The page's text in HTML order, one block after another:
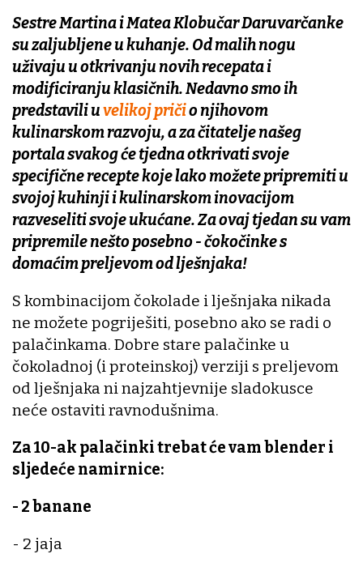
Sestre Martina i Matea Klobučar Daruvarčanke
su zaljubljene u kuhanje. Od malih nogu
uživaju u otkrivanju novih recepata i
modificiranju klasičnih. Nedavno smo ih
predstavili uvelikoj pričio njihovom
kulinarskom razvoju, a za čitatelje našeg
portala svakog će tjedna otkrivati svoje
specifične recepte koje lako možete pripremiti u
svojoj kuhinji i kulinarskom inovacijom
razveseliti svoje ukućane. Za ovaj tjedan su vam
pripremile nešto posebno - čokočinke s
domaćim preljevom od lješnjaka!
S kombinacijom čokolade i lješnjaka nikada
ne možete pogriješiti, posebno ako se radi o
palačinkama. Dobre stare palačinke u
čokoladnoj (i proteinskoj) verziji s preljevom
od lješnjaka ni najzahtjevnije sladokusce
neće ostaviti ravnodušnima.
Za 10-ak palačinki trebat će vam blender i
sljedeće namirnice:
- 2 banane
- 2 jaja